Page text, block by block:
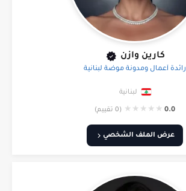
كارين وازن
رائدة أعمال ومدونة موضة لبنانية
لبنانية
0.0
★
★
★
★
★ (0 تقييم)
عرض الملف الشخصي